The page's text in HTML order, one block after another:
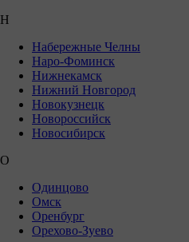
Н
Набережные Челны
Наро-Фоминск
Нижнекамск
Нижний Новгород
Новокузнецк
Новороссийск
Новосибирск
О
Одинцово
Омск
Оренбург
Орехово-Зуево